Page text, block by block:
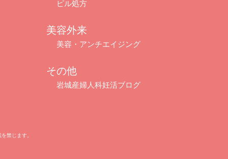
ピル処方
美容外来
美容・アンチエイジング
その他
岩城産婦人科妊活ブログ
禁じます。